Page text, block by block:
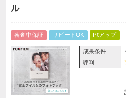
ル
審査中保証 リピートOK Ptアップ
成果条件
評判